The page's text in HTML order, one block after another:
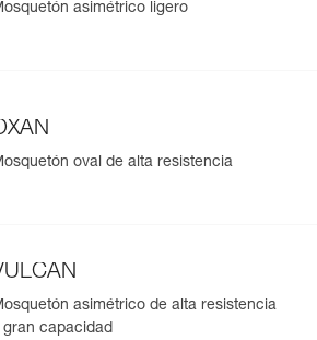
asimétrico ligero
oval de alta resistencia
asimétrico de alta resistencia
gran capacidad